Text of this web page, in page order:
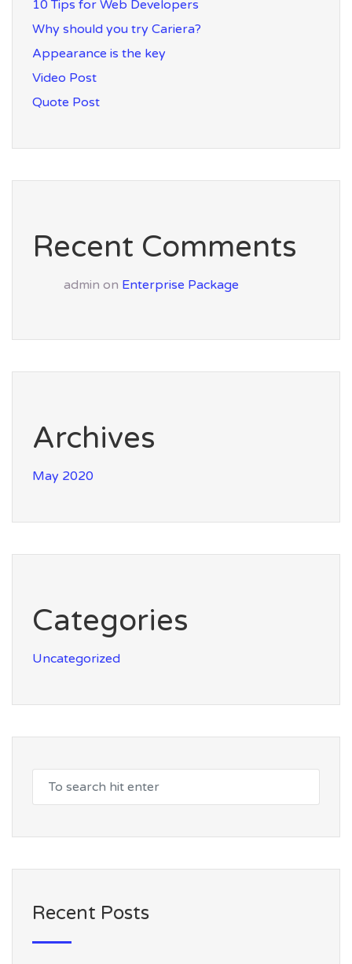
10 Tips for Web Developers
Why should you try Cariera?
Appearance is the key
Video Post
Quote Post
Recent Comments
admin on Enterprise Package
Archives
May 2020
Categories
Uncategorized
Recent Posts